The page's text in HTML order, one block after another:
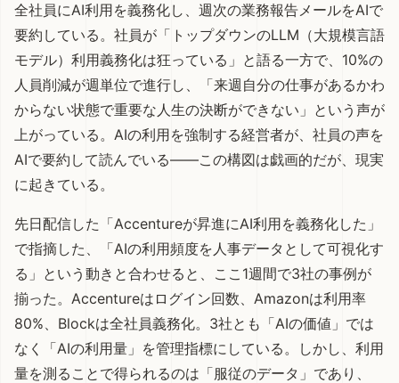
全社員にAI利用を義務化し、週次の業務報告メールをAIで
要約している。社員が「トップダウンのLLM（大規模言語
モデル）利用義務化は狂っている」と語る一方で、10%の
人員削減が週単位で進行し、「来週自分の仕事があるかわ
からない状態で重要な人生の決断ができない」という声が
上がっている。AIの利用を強制する経営者が、社員の声を
AIで要約して読んでいる——この構図は戯画的だが、現実
に起きている。
先日配信した「Accentureが昇進にAI利用を義務化した」
で指摘した、「AIの利用頻度を人事データとして可視化す
る 」という動きと合わせると、ここ1週間で3社の事例が
揃った。Accentureはログイン回数、Amazonは利用率
80%、Blockは全社員義務化。3社とも「AIの価値」では
なく「AIの利用量」を管理指標にしている。しかし、利用
量を測ることで得られるのは「服従のデータ」であり、